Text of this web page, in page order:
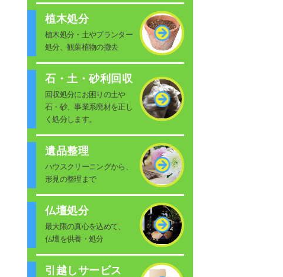
植木処分
植木処分・土やプランター
処分、観葉植物の撤去
石・土・砂利回収
回収処分にお困りの土や
石・砂、事業系廃材を正し
く処分します。
遺品整理
ハウスクリーニングから、
形見の整理まで
仏壇処分
最大限の真心を込めて、
仏壇を供養・処分
引越しサービス